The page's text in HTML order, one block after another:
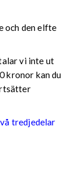
och den elfte
vi inte ut
kronor kan du
tredjedelar